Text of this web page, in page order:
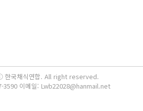
국채식연합. All right reserved.
3590 이메일: Lwb22028@hanmail.net